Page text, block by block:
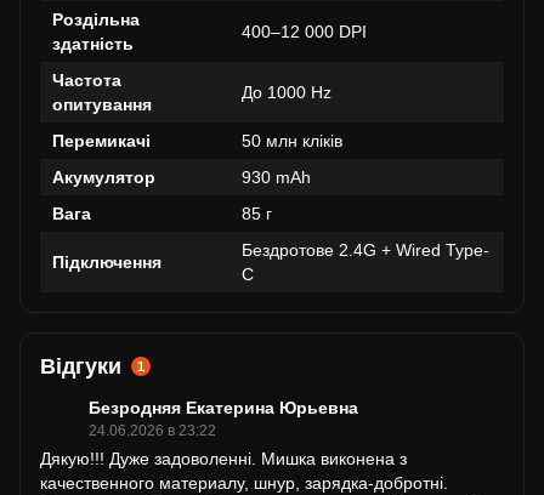
Роздільна
здатність
400–12 000 DPI
Частота
опитування
До 1000 Hz
Перемикачі
50 млн кліків
Акумулятор
930 mAh
Вага
85 г
Підключення
Бездротове 2.4G + Wired Type-
C
Відгуки 1
Безродняя Екатерина Юрьевна
24.06.2026 в 23:22
Дякую!!! Дуже задоволеннi. Мишка виконена з
качественного материалу, шнур, зарядка-добротнi.